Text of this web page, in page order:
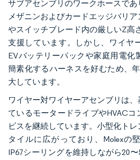
サブアセンブリのワークホースで
メザニンおよびカードエッジバリ
やスイッチブレード内の厳しいZ高
支援しています。しかし、ワイヤ
EVバッテリーパックや家庭用電化
簡素化するハーネスを好むため、
大しています。
ワイヤー対ワイヤーアセンブリは
ているモータードライブやHVACコ
ビスを継続しています。小型化ト
タイルに広がっており、Molexの
IP67シーリングを維持しながら20